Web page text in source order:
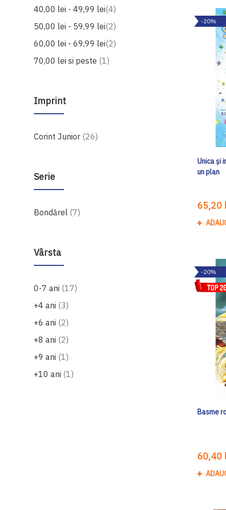
40,00 lei -49,99 lei 4produse
50,00 lei - 59,99 lei 2produse
60,00 lei -69,99 lei 2produse
70,00 lei si peste 1produs
Imprint
Corint Junior 26produse
Serie
Bondărel 7produse
Vârsta
0-7 ani 17produse
+4 ani 3produse
+6 ani 2produse
+8 ani 2produse
+9 ani 1produs
+10 ani 1produs
-20%
Unica și
un plan
65,20
-20%
Basme
60,40